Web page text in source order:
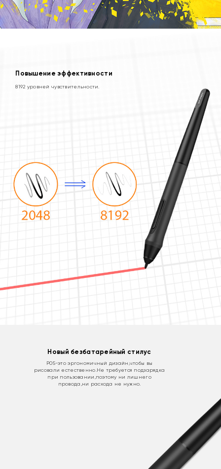
Повышение эффективности
8192 уровней чувствительности.
Новый безбатарейный стилус
P05-это эргономичный дизайн,чтобы вы
рисовали естественно.Не требуется подзарядка
при пользовании,поэтому ни лишнего
провода,ни расхода не нужно.